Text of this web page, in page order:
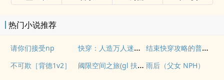
热门小说推荐
请你们接受np 快穿：人造万人迷NPH 结束快穿攻略的普女回到现实后
不可欺［背德1v2］ 阈限空间之旅(gl 扶她) 雨后（父女 NPH）